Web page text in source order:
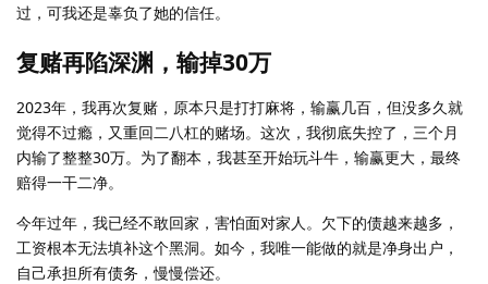
过，可我还是辜负了她的信任。
复赌再陷深渊，输掉30万
2023年，我再次复赌，原本只是打打麻将，输赢几百，但没多久就
觉得不过瘾，又重回二八杠的赌场。这次，我彻底失控了，三个月
内输了整整30万。为了翻本，我甚至开始玩斗牛，输赢更大，最终
赔得一干二净。
今年过年，我已经不敢回家，害怕面对家人。欠下的债越来越多，
工资根本无法填补这个黑洞。如今，我唯一能做的就是净身出户，
自己承担所有债务，慢慢偿还。